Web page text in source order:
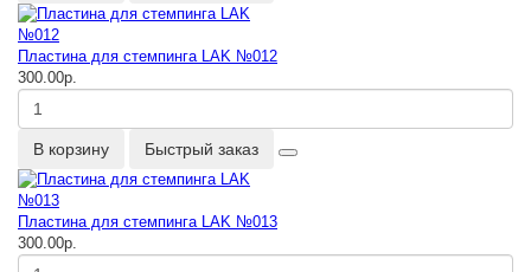
Пластина для стемпинга LAK №012
300.00р.
В корзину Быстрый заказ
Пластина для стемпинга LAK №013
300.00р.